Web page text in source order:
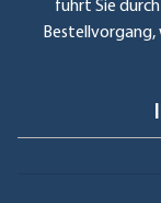
führt Sie